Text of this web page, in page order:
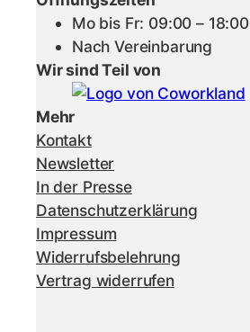
Mo bis Fr: 09:00 – 18:00
Nach Vereinbarung
Wir sind Teil von
Mehr
Kontakt
Newsletter
In der Presse
Datenschutzerklärung
Impressum
Widerrufsbelehrung
Vertrag widerrufen